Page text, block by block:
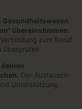
Gesundheitswesen
übereinstimmen.
zum Beruf
überprüfen.
Der Austausch
Unterstützung.